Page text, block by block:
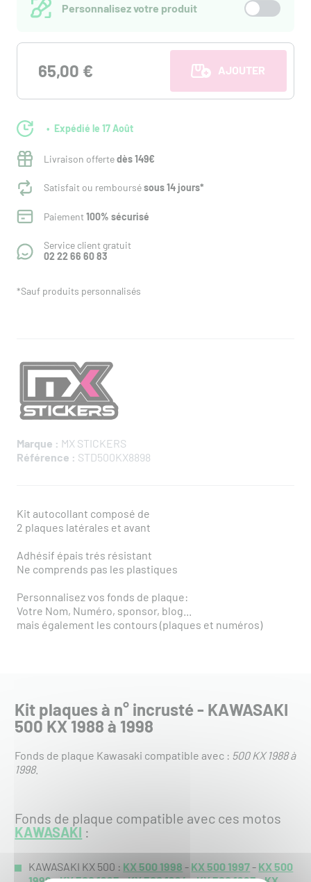
Personnalisez votre produit
65,00 € AJOUTER AU
Expédié le 17 Août
Livraison offertedès 149€
Satisfait ou remboursésous 14 jours*
Paiement100% sécurisé
Service client gratuit
02 22 66 60 83
*Sauf produits personnalisés
Marque : MX STICKERS
Référence : STD500KX8898
Kit autocollant composé de
2 plaques latérales et avant
Adhésif épais trés résistant
Ne comprends pas les plastiques
Personnalisez vos fonds de plaque:
Votre Nom, Numéro, sponsor, blog...
mais également les contours (plaques et numéros)
Kit plaques à n° incrusté - KAWASAKI
500 KX 1988 à 1998
Fonds de plaque Kawasaki compatible avec : 500 KX 1988 à
1998.
Fonds de plaque compatible avec ces motos
KAWASAKI :
KAWASAKI KX 500 : KX 500 1998 - KX 500 1997- KX 500